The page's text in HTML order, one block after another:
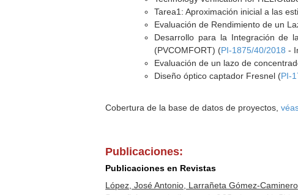
Tarea1: Aproximación inicial a las
Evaluación de Rendimiento de un
Desarrollo para la Integración de
(PVCOMFORT) (PI-1875/40/2018 -
Evaluación de un lazo de
Diseño óptico captador Fresnel (PI-
Cobertura de la base de datos de proyectos,
Publicaciones:
Publicaciones en Revistas
López, José Antonio, Larrañeta Gómez-